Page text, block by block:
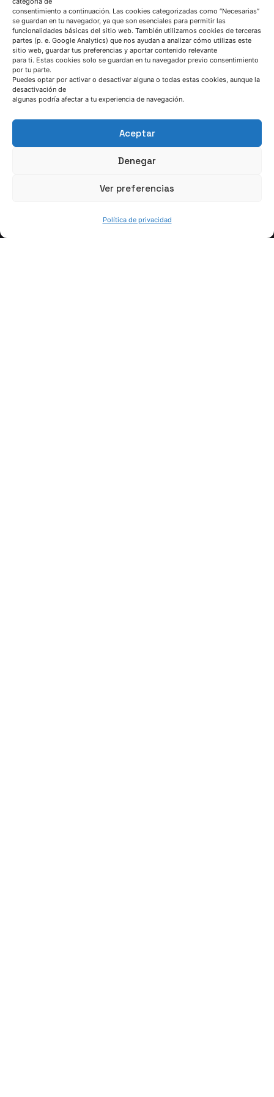
consentimiento a continuación. Las cookies categorizadas como “Necesarias”
se guardan en tu navegador, ya que son esenciales para permitir las
funcionalidades básicas del sitio web. También utilizamos cookies de terceras
partes (p. e. Google Analytics) que nos ayudan a analizar cómo utilizas este
sitio web, guardar tus preferencias y aportar contenido relevante
para ti. Estas cookies solo se guardan en tu navegador previo consentimiento
por tu parte.
Puedes optar por activar o desactivar alguna o todas estas cookies, aunque la
desactivación de
algunas podría afectar a tu experiencia de navegación.
Aceptar
Denegar
Ver preferencias
Política de privacidad
Contactar
Lucía Unamunzaga
Sostenibilidad y
xxxxx